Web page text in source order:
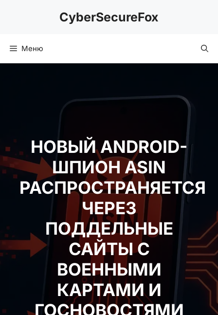
CyberSecureFox
Меню
НОВЫЙ ANDROID-
ШПИОН ASIN
РАСПРОСТРАНЯЕТСЯ
ЧЕРЕЗ ПОДДЕЛЬНЫЕ
САЙТЫ С ВОЕННЫМИ
КАРТАМИ И
ГОСНОВОСТЯМИ
CyberSecureFox Editorial Team